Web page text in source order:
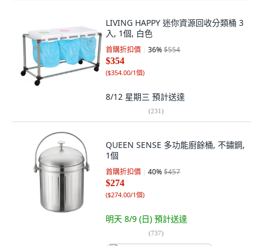
LIVING HAPPY 迷你資源回收分類桶 3
入, 1個, 白色
首購折扣價 36%$554
$354
($354.00/1個)
8/12 星期三 預計送達
(231)
QUEEN SENSE 多功能廚餘桶, 不鏽鋼,
1個
首購折扣價 40%$457
$274
($274.00/1個)
明天 8/9 (日) 預計送達
(737)